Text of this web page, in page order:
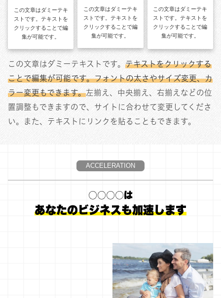
この文章はダミーテキ
ストです。テキストを
クリックすることで編
集が可能です。
この文章はダミーテキ
ストです。テキストを
クリックすることで編
集が可能です。
この文章はダミーテキ
ストです。テキストを
クリックすることで編
集が可能です。
この文章はダミーテキストです。 テキストをクリックする
ことで編集が可能です。フォントの太さやサイズ変更、カ
ラー変更もできます。左揃え、中央揃え、右揃えなどの位
置調整もできますので、サイトに合わせて変更してくださ
い。また、テキストにリンクを貼ることもできます。
ACCELERATION
○○○○は
あなたのビジネスも加速します